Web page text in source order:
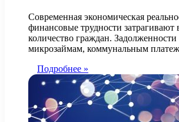
Современная экономическая
финансовые трудности затрагивают
количество граждан.
микрозаймам, коммунальным
Подробнее »